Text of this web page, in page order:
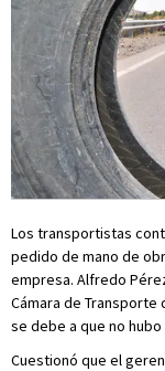
Los transportistas
pedido de mano de
empresa. Alfredo
Cámara de Transporte
se debe a que no
Cuestionó que el